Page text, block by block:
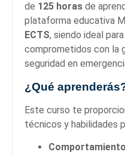
de 125 horas de
plataforma educativa
ECTS, siendo ideal
comprometidos con la
seguridad en
¿Qué
Este curso te
técnicos y habilidades